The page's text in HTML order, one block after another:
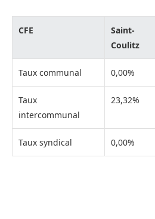
CFE
Saint-
Coulitz
Taux communal 0,00%
Taux
intercommunal
23,32%
Taux syndical 0,00%